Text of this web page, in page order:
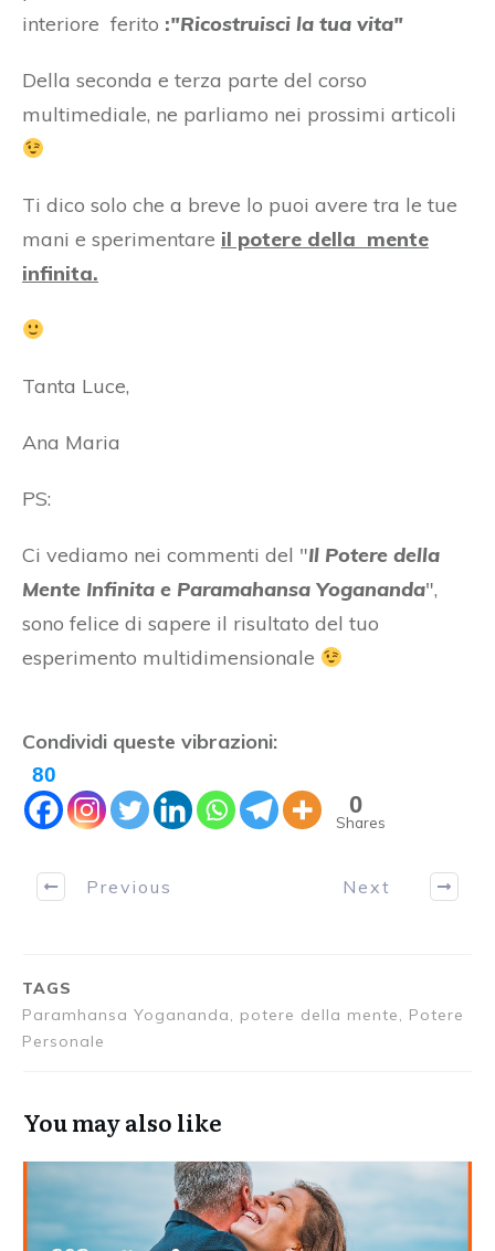
interiore ferito :"Ricostruisci la tua vita"
Della seconda e terza parte del corso
multimediale, ne parliamo nei prossimi articoli
Ti dico solo che a breve lo puoi avere tra le tue
mani e sperimentare il potere della mente
infinita.
Tanta Luce,
Ana Maria
PS:
Ci vediamo nei commenti del "Il Potere della
Mente Infinita e Paramahansa Yogananda",
sono felice di sapere il risultato del tuo
esperimento multidimensionale
Condividi queste vibrazioni:
80
0
Shares
Previous Next
TAGS
Paramhansa Yogananda, potere della mente, Potere
Personale
You may also like